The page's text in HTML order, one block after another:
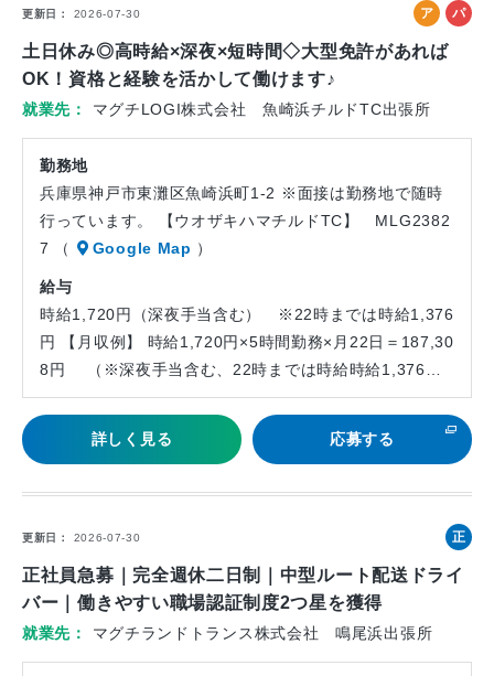
更新日 2026-07-30
ア
ト
パ
土日休み◎高時給×深夜×短時間◇大型免許があれば
OK！資格と経験を活かして働けます♪
就業先 マグチLOGI株式会社 魚崎浜チルドTC出張所
勤務地
兵庫県神戸市東灘区魚崎浜町1-2 ※面接は勤務地で随時
行っています。 【ウオザキハマチルドTC】 MLG2382
7 （
Google Map ）
給与
時給1,720円（深夜手当含む） ※22時までは時給1,376
円 【月収例】 時給1,720円×5時間勤務×月22日＝187,30
8円 （※深夜手当含む、22時までは時給時給1,376…
詳しく見る 応募する
更新日 2026-07-30
正
社
正社員急募｜完全週休二日制｜中型ルート配送ドライ
バー｜働きやすい職場認証制度2つ星を獲得
就業先 マグチランドトランス株式会社 鳴尾浜出張所